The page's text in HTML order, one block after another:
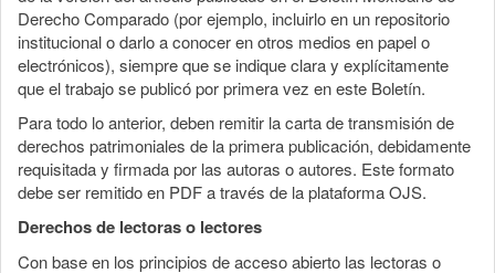
Derecho Comparado (por ejemplo, incluirlo en un repositorio
institucional o darlo a conocer en otros medios en papel o
electrónicos), siempre que se indique clara y explícitamente
que el trabajo se publicó por primera vez en este Boletín.
Para todo lo anterior, deben remitir la carta de transmisión de
derechos patrimoniales de la primera publicación, debidamente
requisitada y firmada por las autoras o autores. Este formato
debe ser remitido en PDF a través de la plataforma OJS.
Derechos de lectoras o lectores
Con base en los principios de acceso abierto las lectoras o